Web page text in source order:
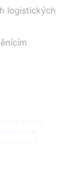
logistických